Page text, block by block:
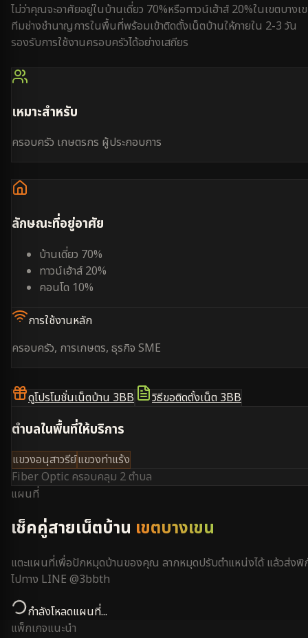
ไม่ว่าคุณจะอาศัยอยู่ในบ้านเดี่ยว 70%หรือทาวน์เฮ้าส์ 20%ในเขตบางเ
ทีมช่างชำนาญการในพื้นที่พร้อมเข้าติดตั้งเน็ตบ้านให้ภายใน 2-3 วัน
รองรับการใช้งานครอบครัวได้อย่างเสถียร
เหมาะสำหรับ
ครอบครัว เกษตรกร ผู้ประกอบการ
ลักษณะที่อยู่อาศัย
บ้านเดี่ยว 70%
ทาวน์เฮ้าส์ 20%
คอนโด 10%
การใช้งานหลัก
ครอบครัว, การเกษตร, ธุรกิจ SME
ดูโปรโมชั่นเน็ตบ้าน 3BB วิธีขอติดตั้งเน็ต 3BB
ตำบลในพื้นที่ให้บริการ
แขวงอนุสาวรีย์แขวงท่าแร้ง
Fiber Optic ครอบคลุม 2 ตำบล
แผนที่
เช็คคู่สายเน็ตบ้าน เขตบางเขน
แตะแผนที่เพื่อปักหมุดบ้านของคุณ ลากหมุดปรับตำแหน่งได้ แล้วส่งพิ
ไปทาง LINE @3bbth
กำลังโหลดแผนที่...
แพ็กเกจแนะนำ